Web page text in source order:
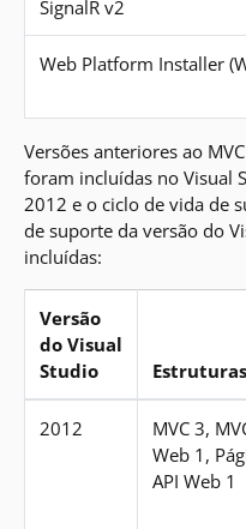
SignalR v2
Web Platform Installer
Versões anteriores ao
foram incluídas no Visual
2012 e o ciclo de vida de
de suporte da versão do
incluídas:
Versão
do Visual
Studio
Estruturas
2012
MVC 3,
Web 1,
API Web 1